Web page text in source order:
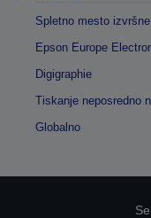
Spletno mesto
Epson Europe
Digigraphie
Tiskanje neposredno
Globalno